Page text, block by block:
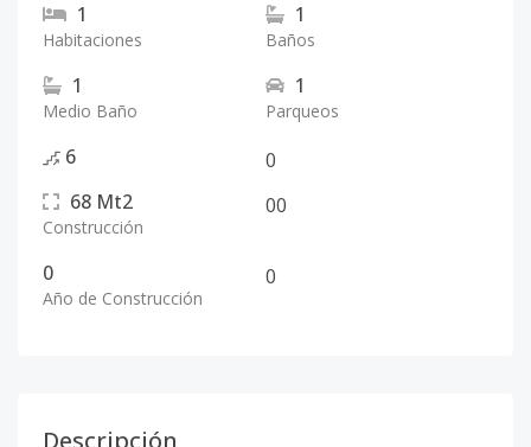
1
Habitaciones
1
Baños
1
Medio Baño
1
Parqueos
6
0
68 Mt2
Construcción
00
0
Año de Construcción
0
Descripción